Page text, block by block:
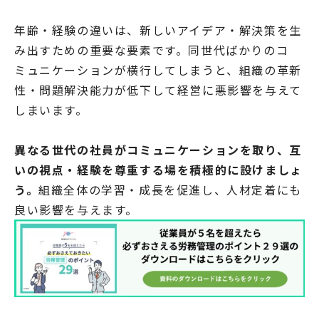
年齢・経験の違いは、新しいアイデア・解決策を生
み出すための重要な要素です。同世代ばかりのコ
ミュニケーションが横行してしまうと、組織の革新
性・問題解決能力が低下して経営に悪影響を与えて
しまいます。
異なる世代の社員がコミュニケーションを取り、互
いの視点・経験を尊重する場を積極的に設けましょ
う。組織全体の学習・成長を促進し、人材定着にも
良い影響を与えます。